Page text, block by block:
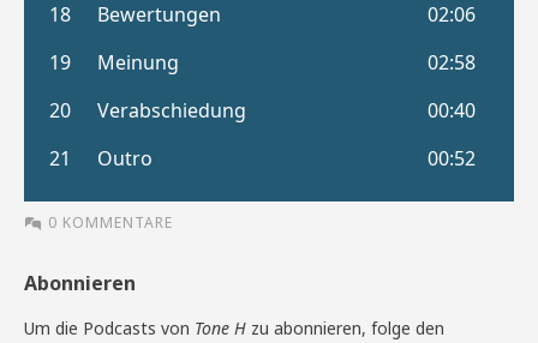
0 KOMMENTARE
Abonnieren
Um die Podcasts von Tone H zu abonnieren, folge den